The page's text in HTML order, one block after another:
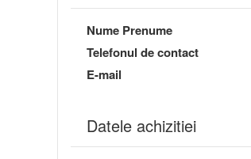
Nume Prenume
Telefonul de contact
E-mail
Datele achizitiei